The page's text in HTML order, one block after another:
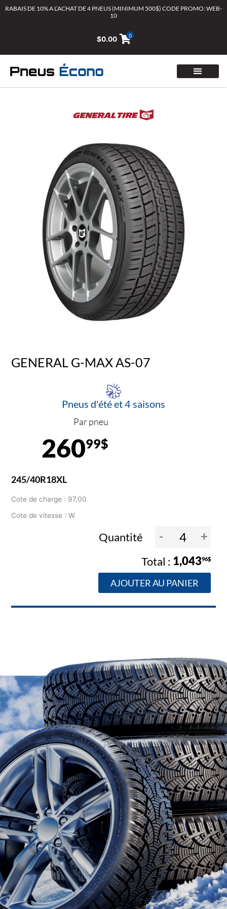
AllerRABAIS DE 10% A L’ACHAT DE 4 PNEUS (MINIMUM 500$) CODE PROMO: WEB-
10
$0.00 0
GENERAL G-MAX AS-07
Pneus d'été et 4 saisons
Par pneu
26099$
245/40R18XL
Cote de charge : 97,00
Cote de vitesse : W
Quantité - +
1,04396$
AJOUTER AU PANIER